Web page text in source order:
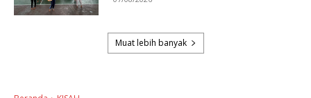
Muat lebih banyak